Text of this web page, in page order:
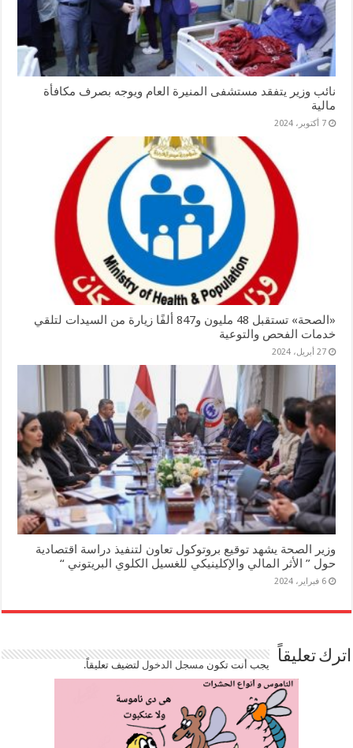
نائب وزير يتفقد مستشفى المنيرة العام ويوجه بصرف مكافأة
مالية
7 أكتوبر، 2024
«الصحة» تستقبل 48 مليون و847 ألفًا زيارة من السيدات لتلقي
خدمات الفحص والتوعية
27 أبريل، 2024
وزير الصحة يشهد توقيع بروتوكول تعاون لتنفيذ دراسة اقتصادية
حول ” الأثر المالي والإكلينيكي للغسيل الكلوي البريتوني “
6 فبراير، 2024
اترك تعليقاً يجب أنت تكون مسجل الدخوللتضيف تعليقاً.